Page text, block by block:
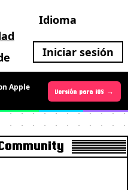
Idioma
Iniciar sesión
Versión para Android →
Apple
Versión para iOS →